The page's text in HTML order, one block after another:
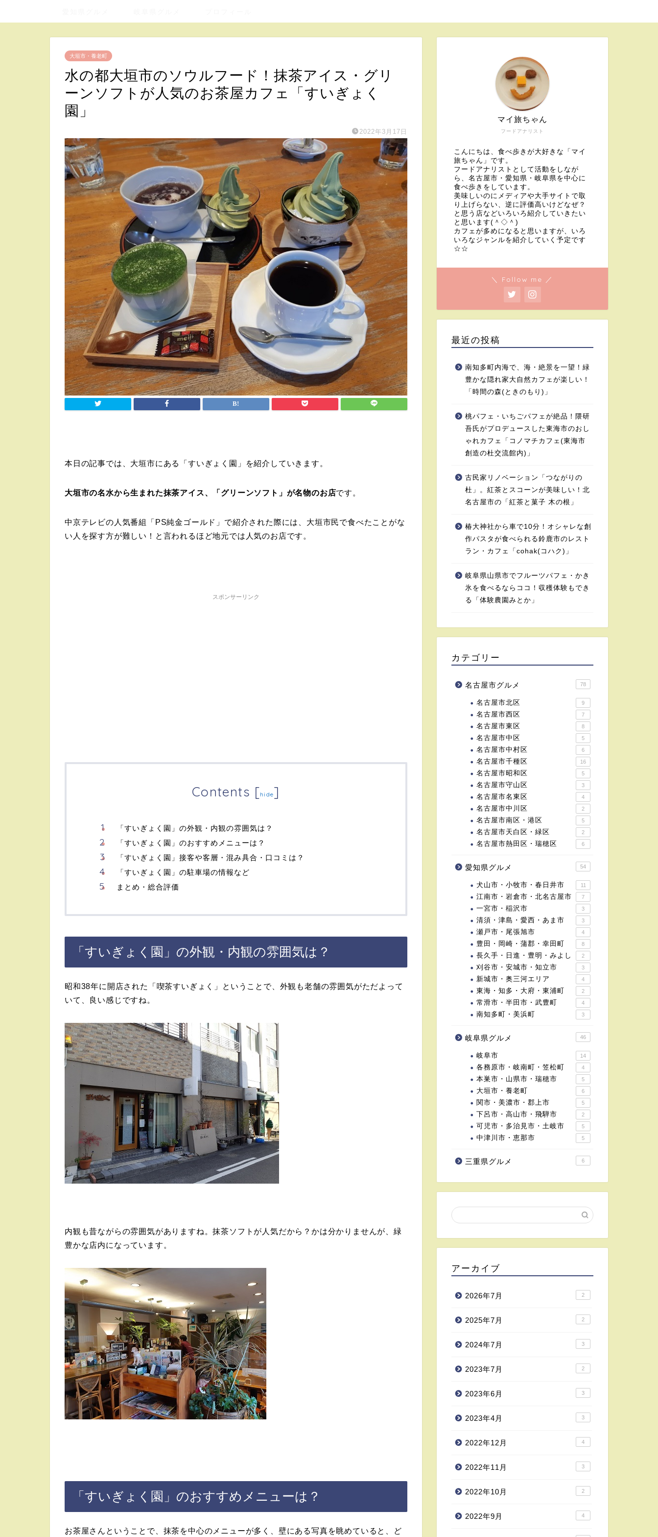
大垣市・養老町
水の都大垣市のソウルフード！抹茶アイス・グリ
ーンソフトが人気のお茶屋カフェ「すいぎょく
園」
2022年3月17日
本日の記事では、大垣市にある「すいぎょく園」を紹介していきます。
大垣市の名水から生まれた抹茶アイス、「グリーンソフト」が名物のお店です。
中京テレビの人気番組「PS純金ゴールド」で紹介された際には、大垣市民で食べたことがな
い人を探す方が難しい！と言われるほど地元では人気のお店です。
スポンサーリンク
Contents [hide]
「すいぎょく園」の外観・内観の雰囲気は？
「すいぎょく園」のおすすめメニューは？
「すいぎょく園」接客や客層・混み具合・口コミは？
「すいぎょく園」の駐車場の情報など
まとめ・総合評価
「すいぎょく園」の外観・内観の雰囲気は？
昭和38年に開店された「喫茶すいぎょく」ということで、外観も老舗の雰囲気がただよって
いて、良い感じですね。
内観も昔ながらの雰囲気がありますね。抹茶ソフトが人気だから？かは分かりませんが、緑
豊かな店内になっています。
「すいぎょく園」のおすすめメニューは？
お茶屋さんということで、抹茶を中心のメニューが多く、壁にある写真を眺めていると、ど
フードアナリスト
マイ旅ちゃん
こんにちは、食べ歩きが大好きな「マイ
旅ちゃん」です。
フードアナリストとして活動をしなが
ら、名古屋市・愛知県・岐阜県を中心に
食べ歩きをしています。
美味しいのにメディアや大手サイトで取
り上げらない、逆に評価高いけどなぜ？
と思う店などいろいろ紹介していきたい
と思います(＾◇＾)
カフェが多めになると思いますが、いろ
いろなジャンルを紹介していく予定です
☆☆
＼ Follow me ／
最近の投稿
南知多町内海で、海・絶景を一望！緑
豊かな隠れ家大自然カフェが楽しい！
「時間の森(ときのもり)」
桃パフェ・いちごパフェが絶品！隈研
吾氏がプロデュースした東海市のおし
ゃれカフェ「コノマチカフェ(東海市
創造の杜交流館内)」
古民家リノベーション「つながりの
杜」。紅茶とスコーンが美味しい！北
名古屋市の「紅茶と菓子 木の根」
椿大神社から車で10分！オシャレな創
作パスタが食べられる鈴鹿市のレスト
ラン・カフェ「cohak(コハク)」
岐阜県山県市でフルーツパフェ・かき
氷を食べるならココ！収穫体験もでき
る「体験農園みとか」
カテゴリー
名古屋市グルメ 78
名古屋市北区 9
名古屋市西区 7
名古屋市東区 8
名古屋市中区 5
名古屋市中村区 6
名古屋市千種区 16
名古屋市昭和区 5
名古屋市守山区 3
名古屋市名東区 4
名古屋市中川区 2
名古屋市南区・港区 5
名古屋市天白区・緑区 2
名古屋市熱田区・瑞穂区 6
愛知県グルメ 54
犬山市・小牧市・春日井市 11
江南市・岩倉市・北名古屋市 7
一宮市・稲沢市 3
清須・津島・愛西・あま市 3
瀬戸市・尾張旭市 4
豊田・岡崎・蒲郡・幸田町 8
長久手・日進・豊明・みよし 2
刈谷市・安城市・知立市 3
新城市・奥三河エリア 4
東海・知多・大府・東浦町 2
常滑市・半田市・武豊町 4
南知多町・美浜町 3
岐阜県グルメ 46
岐阜市 14
各務原市・岐南町・笠松町 4
本巣市・山県市・瑞穂市 5
大垣市・養老町 6
関市・美濃市・郡上市 5
下呂市・高山市・飛騨市 2
可児市・多治見市・土岐市 5
中津川市・恵那市 5
三重県グルメ 6
アーカイブ
2026年7月 2
2025年7月 2
2024年7月 3
2023年7月 2
2023年6月 3
2023年4月 3
2022年12月 4
2022年11月 3
2022年10月 2
2022年9月 4